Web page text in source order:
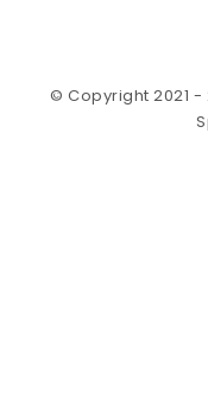
© Copyright 2021 -